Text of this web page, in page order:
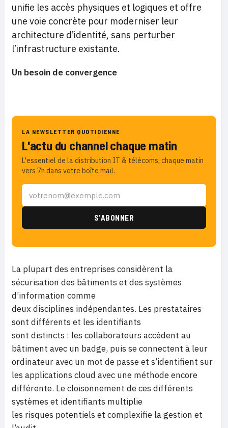
unifie les accès physiques et logiques et offre
une voie concrète pour moderniser leur
architecture d’identité, sans perturber
l’infrastructure existante.
Un besoin de convergence
LA NEWSLETTER QUOTIDIENNE
L'actu du channel chaque matin
L'essentiel de la distribution IT & télécoms, chaque matin
vers 7h dans votre boîte mail.
La plupart des entreprises considèrent la
sécurisation des bâtiments et des systèmes
d’information comme
deux disciplines indépendantes. Les prestataires
sont différents et les identifiants
sont distincts : les collaborateurs accèdent au
bâtiment avec un badge, puis se connectent à leur
ordinateur avec un mot de passe et s’identifient sur
les applications cloud avec une méthode encore
différente. Le cloisonnement de ces différents
systèmes et identifiants multiplie
les risques potentiels et complexifie la gestion et